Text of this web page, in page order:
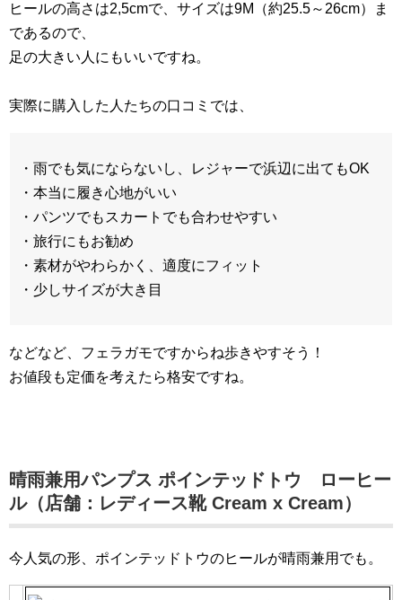
ヒールの高さは2,5cmで、サイズは9M（約25.5～26cm）ま
であるので、
足の大きい人にもいいですね。
実際に購入した人たちの口コミでは、
・雨でも気にならないし、レジャーで浜辺に出てもOK
・本当に履き心地がいい
・パンツでもスカートでも合わせやすい
・旅行にもお勧め
・素材がやわらかく、適度にフィット
・少しサイズが大き目
などなど、フェラガモですからね歩きやすそう！
お値段も定価を考えたら格安ですね。
晴雨兼用パンプス ポインテッドトウ ローヒー
ル（店舗：レディース靴 Cream x Cream）
今人気の形、ポインテッドトウのヒールが晴雨兼用でも。